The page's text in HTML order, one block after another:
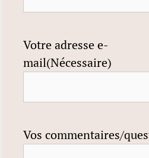
Votre adresse e-
mail(Nécessaire)
Vos commentaires/